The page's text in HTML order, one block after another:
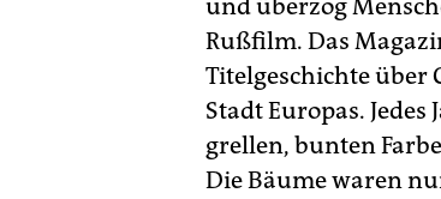
und überzog
Rußfilm. Das
Titelgeschichte über
Stadt Europas.
grellen, bunten
Die Bäume waren